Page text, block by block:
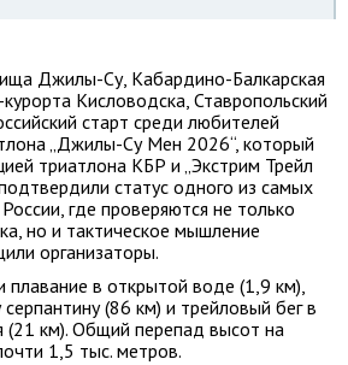
Джилы-Су, Кабардино-Балкарская
Кисловодска, Ставропольский
старт среди любителей
„Джилы-Су Мен 2026“, который
триатлона КБР и „Экстрим Трейл
статус одного из самых
где проверяются не только
но и тактическое мышление
организаторы.
плавание в открытой воде (1,9 км),
(86 км) и трейловый бег в
(21 км). Общий перепад высот на
1,5 тыс. метров.